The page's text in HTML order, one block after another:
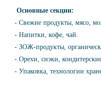
Основные секции:
- Свежие продукты, мясо,
- Напитки, кофе, чай.
- ЗОЖ-продукты,
- Орехи, снэки,
- Упаковка, технологии